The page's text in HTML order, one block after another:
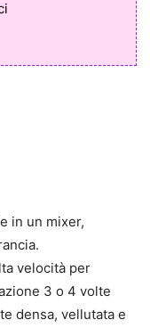
in un mixer,
velocità per
3 o 4 volte
densa, vellutata e